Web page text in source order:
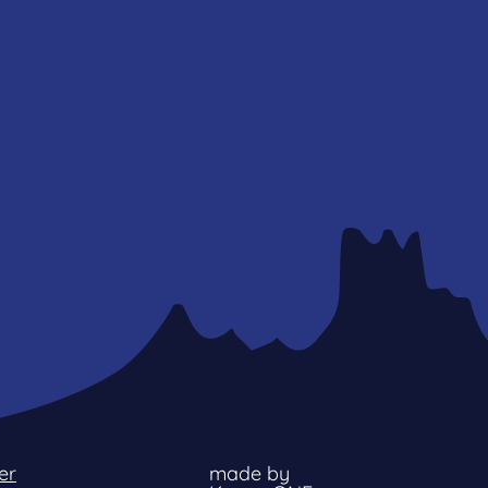
made by